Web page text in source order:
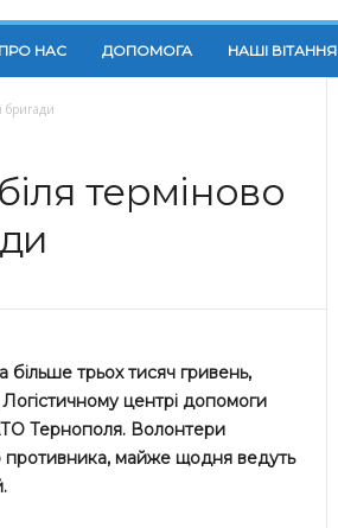
ПРО НАС ДОПОМОГА НАШІ ВІТАННЯ
бригади
терміново
більше трьох тисяч гривень,
центрі допомоги
Тернополя. Волонтери
противника, майже щодня ведуть